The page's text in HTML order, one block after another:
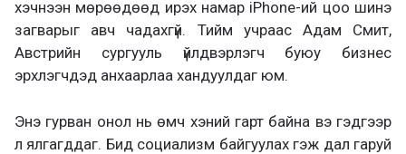
хэчнээн мөрөөдөөд ирэх намар iPhone-ий цоо шинэ
загварыг авч чадахгүй. Тийм учраас Адам Смит,
Австрийн сургууль үйлдвэрлэгч буюу бизнес
эрхлэгчдэд анхаарлаа хандуулдаг юм.
Энэ гурван онол нь өмч хэний гарт байна вэ гэдгээр
л ялгагддаг. Бид социализм байгуулах гэж дал гаруй